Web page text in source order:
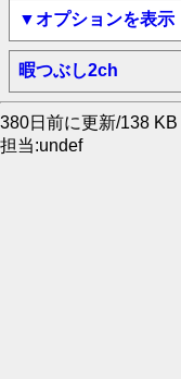
▼オプションを表示
暇つぶし2ch
380日前に更新/138 KB
担当:undef